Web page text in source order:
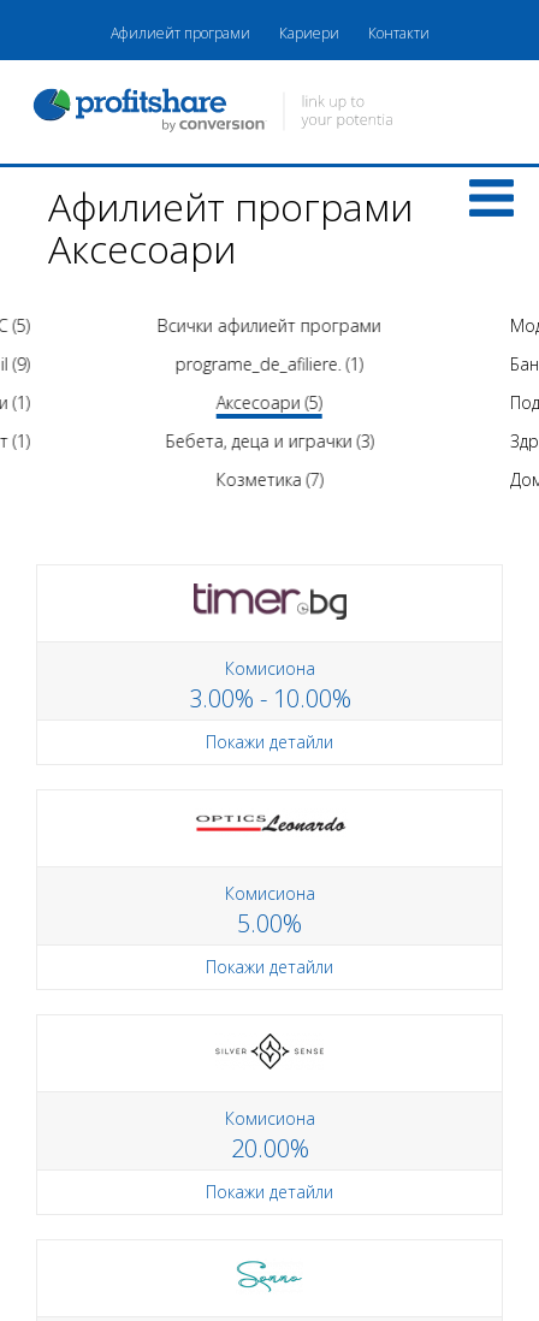
Афилиейт програми Кариери Контакти
Афилиейт програми
Аксесоари
(5)
(9)
(1)
(1)
Всички афилиейт програми
programe_de_afiliere. (1)
Аксесоари (5)
Бебета, деца и играчки (3)
Козметика (7)
Комисиона
3.00% - 10.00%
Покажи детайли
Комисиона
5.00%
Покажи детайли
Комисиона
20.00%
Покажи детайли